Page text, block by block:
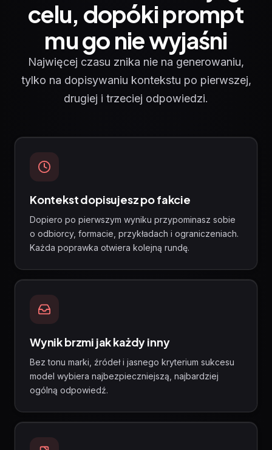
celu, dopóki prompt
mu go nie wyjaśni
Najwięcej czasu znika nie na generowaniu,
tylko na dopisywaniu kontekstu po pierwszej,
drugiej i trzeciej odpowiedzi.
Kontekst dopisujesz po fakcie
Dopiero po pierwszym wyniku przypominasz sobie
o odbiorcy, formacie, przykładach i ograniczeniach.
Każda poprawka otwiera kolejną rundę.
Wynik brzmi jak każdy inny
Bez tonu marki, źródeł i jasnego kryterium sukcesu
model wybiera najbezpieczniejszą, najbardziej
ogólną odpowiedź.